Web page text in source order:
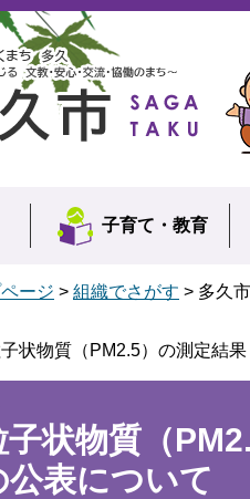
子育て・ 教育
ージ > 組織でさがす > 多久
状物質（PM2.5）の測定結
子状物質（
公表について